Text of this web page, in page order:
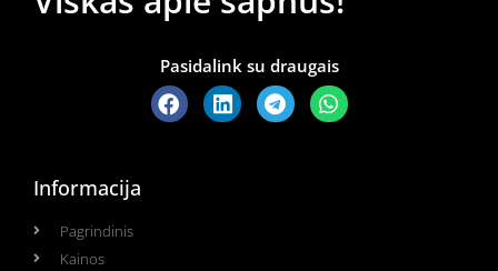
Pasidalink su draugais
Informacija
Pagrindinis
Kainos